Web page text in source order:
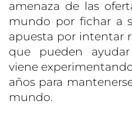
amenaza de las
mundo por fichar a
apuesta por intentar
que pueden
viene
años para
mundo.